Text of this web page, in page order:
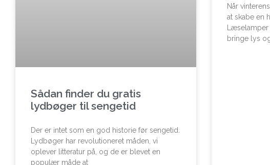
Sådan finder du gratis
lydbøger til sengetid
Der er intet som en god historie før sengetid.
Lydbøger har revolutioneret måden, vi
oplever litteratur på, og de er blevet en
populær måde at
Når
at skabe en
bringe lys